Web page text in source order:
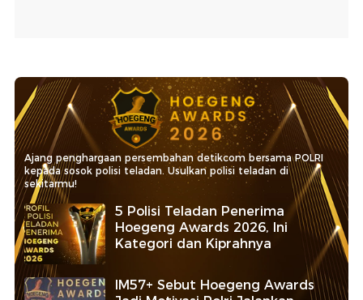
Ajang penghargaan persembahan detikcom bersama POLRI
kepada sosok polisi teladan. Usulkan polisi teladan di
sekitarmu!
5 Polisi Teladan Penerima
Hoegeng Awards 2026, Ini
Kategori dan Kiprahnya
IM57+ Sebut Hoegeng Awards